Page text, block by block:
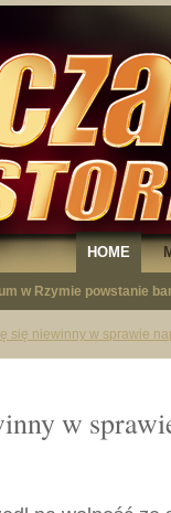
HOME
w Rzymie powstanie
opowieść o Januszu
się niewinny w sprawie
w